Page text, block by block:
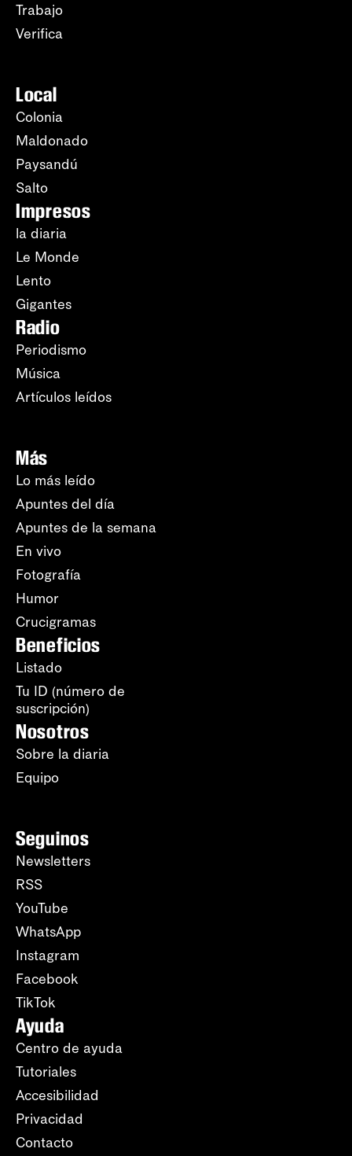
Trabajo
Verifica
Local
Colonia
Maldonado
Paysandú
Salto
Impresos
la diaria
Le Monde
Lento
Gigantes
Radio
Periodismo
Música
Artículos leídos
Más
Lo más leído
Apuntes del día
Apuntes de la semana
En vivo
Fotografía
Humor
Crucigramas
Beneficios
Listado
Tu ID (número de
suscripción)
Nosotros
Sobre la diaria
Equipo
Seguinos
Newsletters
RSS
YouTube
WhatsApp
Instagram
Facebook
TikTok
Ayuda
Centro de ayuda
Tutoriales
Accesibilidad
Privacidad
Contacto